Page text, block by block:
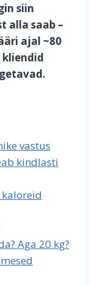
siin
alla saab –
ajal ~80
kliendid
vastus
kindlasti
Aga 20 kg?